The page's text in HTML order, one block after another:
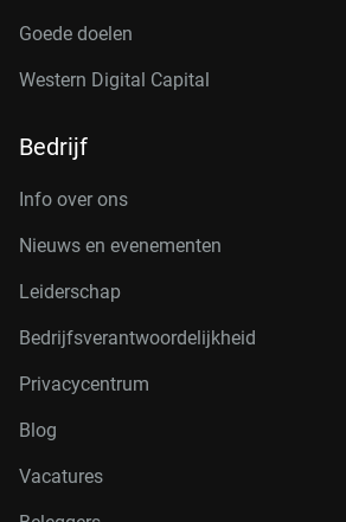
Goede doelen
Western Digital Capital
Bedrijf
Info over ons
Nieuws en evenementen
Leiderschap
Bedrijfsverantwoordelijkheid
Privacycentrum
Blog
Vacatures